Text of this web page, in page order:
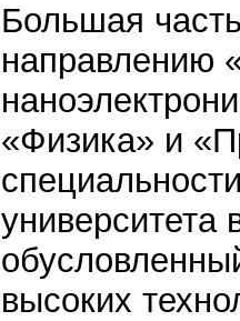
Большая
направлению
«Физика» и
высоких